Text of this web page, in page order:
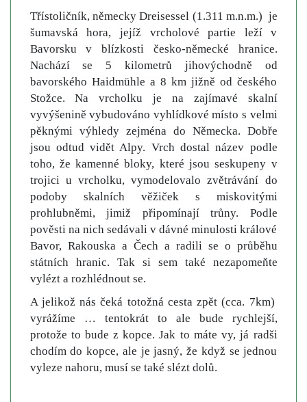
Třístoličník, německy Dreisessel (1.311 m.n.m.) je
šumavská hora, jejíž vrcholové partie leží v
Bavorsku v blízkosti česko-německé hranice.
Nachází se 5 kilometrů jihovýchodně od
bavorského Haidmühle a 8 km jižně od českého
Stožce. Na vrcholku je na zajímavé skalní
vyvýšenině vybudováno vyhlídkové místo s velmi
pěknými výhledy zejména do Německa. Dobře
jsou odtud vidět Alpy. Vrch dostal název podle
toho, že kamenné bloky, které jsou seskupeny v
trojici u vrcholku, vymodelovalo zvětrávání do
podoby skalních věžiček s miskovitými
prohlubněmi, jimiž připomínají trůny. Podle
pověsti na nich sedávali v dávné minulosti králové
Bavor, Rakouska a Čech a radili se o průběhu
státních hranic. Tak si sem také nezapomeňte
vylézt a rozhlédnout se.
A jelikož nás čeká totožná cesta zpět (cca. 7km)
vyrážíme … tentokrát to ale bude rychlejší,
protože to bude z kopce. Jak to máte vy, já radši
chodím do kopce, ale je jasný, že když se jednou
vyleze nahoru, musí se také slézt dolů.